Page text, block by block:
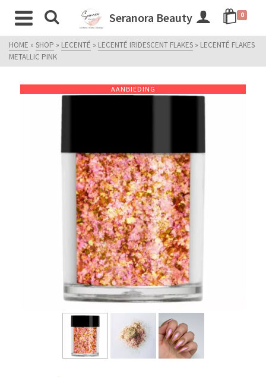
Seranora Beauty 0
HOME » SHOP » LECENTÉ » LECENTÉ IRIDESCENT FLAKES » LECENTÉ FLAKES
METALLIC PINK
AANBIEDING